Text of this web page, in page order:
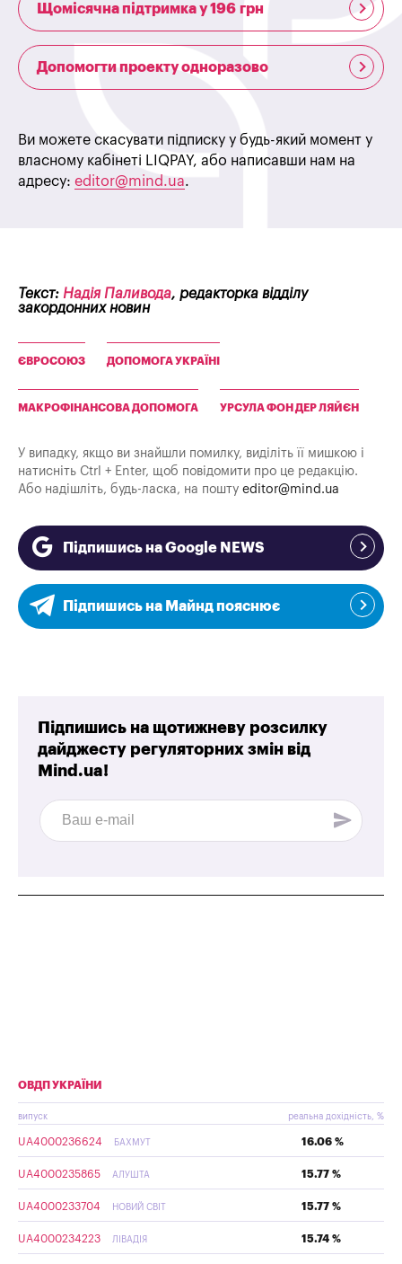
Щомісячна підтримка у 196 грн
Допомогти проекту одноразово
Ви можете скасувати підписку у будь-який момент у
власному кабінеті LIQPAY, або написавши нам на
адресу: editor@mind.ua.
Текст: Надія Паливода, редакторка відділу
закордонних новин
ЄВРОСОЮЗ ДОПОМОГА УКРАЇНІ
МАКРОФІНАНСОВА ДОПОМОГА УРСУЛА ФОН ДЕР ЛЯЙЄН
У випадку, якщо ви знайшли помилку, виділіть її мишкою і
натисніть Ctrl + Enter, щоб повідомити про це редакцію.
Або надішліть, будь-ласка, на пошту editor@mind.ua
Підпишись на Google NEWS
Підпишись на Майнд пояснює
Підпишись на щотижневу розсилку
дайджесту регуляторних змін від
Mind.ua!
ОВДП УКРАЇНИ
випуск реальна дохідність, %
UA4000236624 БАХМУТ 16.06 %
UA4000235865 АЛУШТА 15.77 %
UA4000233704 НОВИЙ СВІТ 15.77 %
UA4000234223 ЛІВАДІЯ 15.74 %